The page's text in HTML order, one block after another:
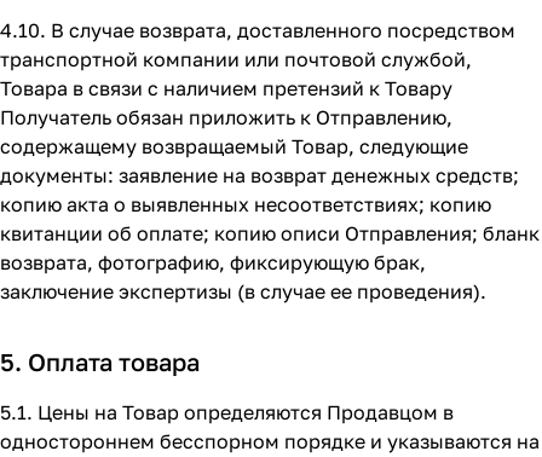
4.10. В случае возврата, доставленного посредством
транспортной компании или почтовой службой,
Товара в связи с наличием претензий к Товару
Получатель обязан приложить к Отправлению,
содержащему возвращаемый Товар, следующие
документы: заявление на возврат денежных средств;
копию акта о выявленных несоответствиях; копию
квитанции об оплате; копию описи Отправления; бланк
возврата, фотографию, фиксирующую брак,
заключение экспертизы (в случае ее проведения).
5. Оплата товара
5.1. Цены на Товар определяются Продавцом в
одностороннем бесспорном порядке и указываются на